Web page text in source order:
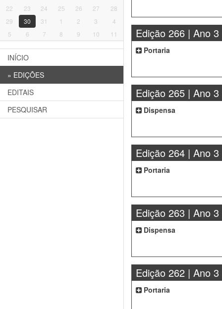
22
23 24 25 26 27
28
29
30 31 1 2 3
4
5
6 7 8 9 10 11
INÍCIO
» EDIÇÕES
EDITAIS
PESQUISAR
Edição 266 | Ano 3
Portaria
Edição 265 | Ano 3
Dispensa
Edição 264 | Ano 3
Portaria
Edição 263 | Ano 3
Dispensa
Edição 262 | Ano 3
Portaria